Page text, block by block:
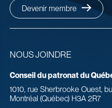
NOUS JOINDRE
Conseil du patronat du
1010, rue Sherbrooke Ouest,
Montréal (Québec) H3A 2R7
Devenir membre